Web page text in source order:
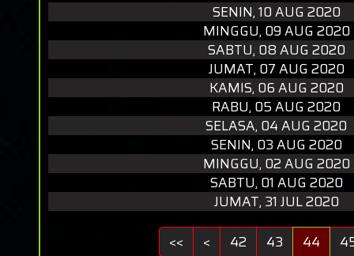
SENIN, 10 AUG 2020
MINGGU, 09 AUG 2020
SABTU, 08 AUG 2020
JUMAT, 07 AUG 2020
KAMIS, 06 AUG 2020
RABU, 05 AUG 2020
SELASA, 04 AUG 2020
SENIN, 03 AUG 2020
MINGGU, 02 AUG 2020
SABTU, 01 AUG 2020
JUMAT, 31 JUL 2020
<<
< 42 43 44